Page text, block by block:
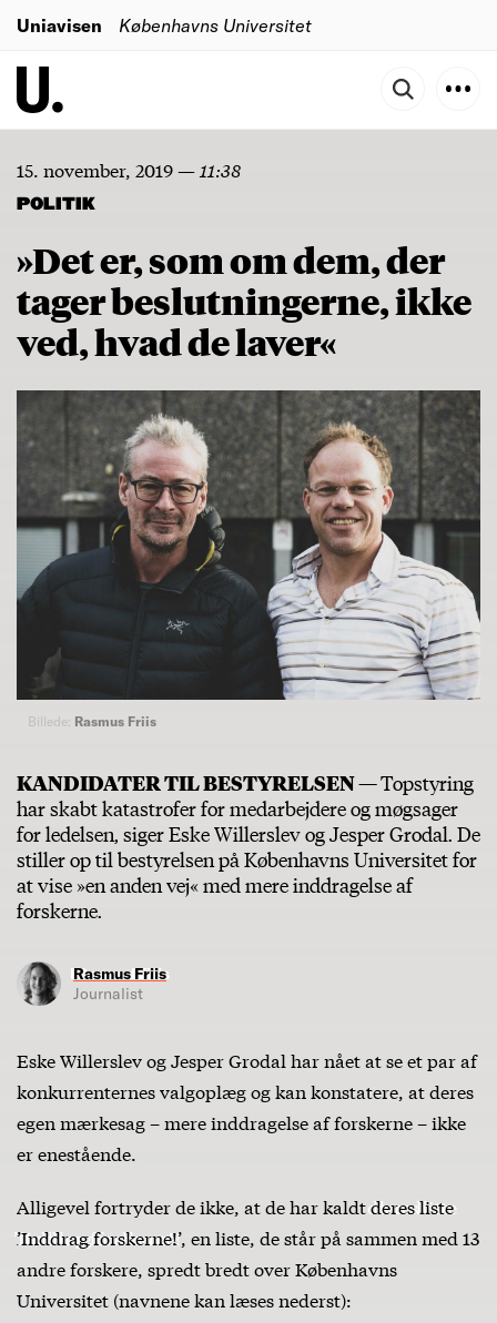
Uniavisen Københavns Universitet
15. november, 2019— 11:38
POLITIK
»Det er, som om dem, der
tager beslutningerne, ikke
ved, hvad de laver«
Billede: Rasmus Friis
KANDIDATER TIL BESTYRELSEN —Topstyring
har skabt katastrofer for medarbejdere og møgsager
for ledelsen, siger Eske Willerslev og Jesper Grodal. De
stiller op til bestyrelsen på Københavns Universitet for
at vise »en anden vej« med mere inddragelse af
forskerne.
Rasmus Friis
Journalist
Eske Willerslev og Jesper Grodal har nået at se et par af
konkurrenternes valgoplæg og kan konstatere, at deres
egen mærkesag – mere inddragelse af forskerne – ikke
er enestående.
Alligevel fortryder de ikke, at de har kaldtderes liste
’Inddrag forskerne!’, en liste, de står på sammen med 13
andre forskere, spredt bredt over Københavns
Universitet (navnene kan læses nederst):